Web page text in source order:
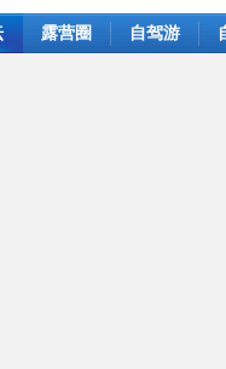
露营圈 自驾游